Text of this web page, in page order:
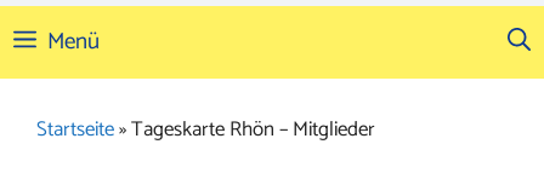
Menü
Startseite»Tageskarte Rhön – Mitglieder